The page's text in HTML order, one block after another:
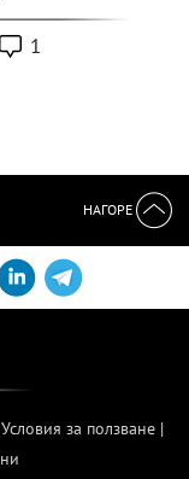
1
НАГОРЕ
Условия за ползване|